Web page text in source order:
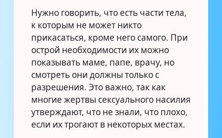
Нужно говорить, что есть части тела,
к которым не может никто
прикасаться, кроме него самого. При
острой необходимости их можно
показывать маме, папе, врачу, но
смотреть они должны только с
разрешения. Это важно, так как
многие жертвы сексуального насилия
утверждают, что не знали, что плохо,
если их трогают в некоторых местах.